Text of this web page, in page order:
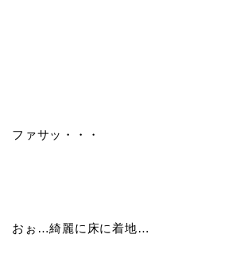
ファサッ・・・
おぉ…綺麗に床に着地…